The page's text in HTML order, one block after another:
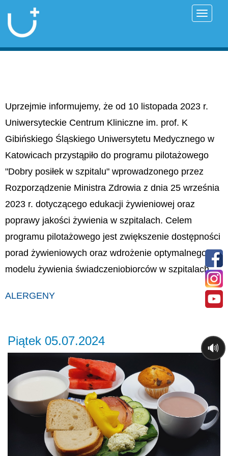
Uprzejmie informujemy, że od 10 listopada 2023 r.
Uniwersyteckie Centrum Kliniczne im. prof. K
Gibińskiego Śląskiego Uniwersytetu Medycznego w
Katowicach przystąpiło do programu pilotażowego
"Dobry posiłek w szpitalu" wprowadzonego przez
Rozporządzenie Ministra Zdrowia z dnia 25 września
2023 r. dotyczącego edukacji żywieniowej oraz
poprawy jakości żywienia w szpitalach. Celem
programu pilotażowego jest zwiększenie dostępności
porad żywieniowych oraz wdrożenie optymalnego
modelu żywienia świadczeniobiorców w szpitalach.
ALERGENY
Piątek 05.07.2024
🔊